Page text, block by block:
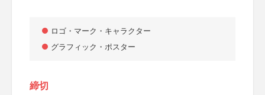
ロゴ・マーク・キャラクター
グラフィック・ポスター
締切